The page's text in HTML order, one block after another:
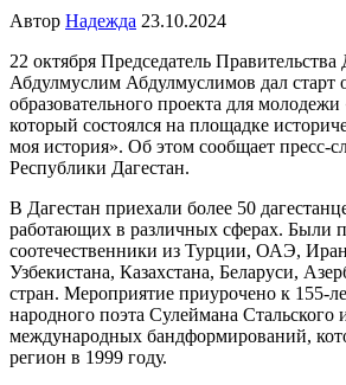
Автор Надежда 23.10.2024
22 октября Председатель Правительства
Абдулмуслим Абдулмуслимов дал старт
образовательного проекта для
который состоялся на площадке
моя история». Об этом сообщает пресс-
Республики Дагестан.
В Дагестан приехали более 50
работающих в различных сферах. Были
соотечественники из Турции, ОАЭ,
Узбекистана, Казахстана, Беларуси,
стран. Мероприятие приурочено к 155-
народного поэта Сулеймана Стальского
международных бандформирований,
регион в 1999 году.